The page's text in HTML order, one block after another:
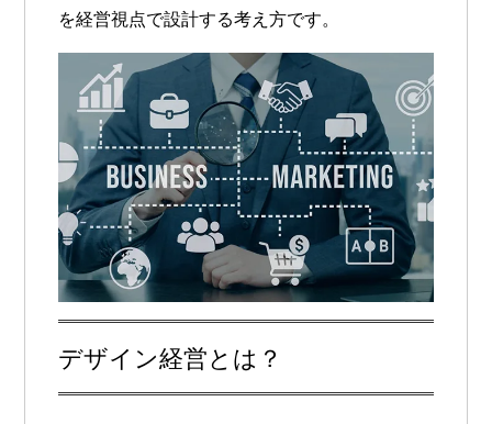
を経営視点で設計する考え方です。
デザイン経営とは？